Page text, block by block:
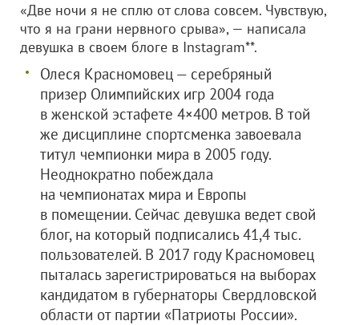
«Две ночи я не сплю от слова совсем. Чувствую,
что я на грани нервного срыва», — написала
девушка в своем блоге в Instagram**.
Олеся Красномовец — серебряный
призер Олимпийских игр 2004 года
в женской эстафете 4×400 метров. В той
же дисциплине спортсменка завоевала
титул чемпионки мира в 2005 году.
Неоднократно побеждала
на чемпионатах мира и Европы
в помещении. Сейчас девушка ведет свой
блог, на который подписались 41,4 тыс.
пользователей. В 2017 году Красномовец
пыталась зарегистрироваться на выборах
кандидатом в губернаторы Свердловской
области от партии «Патриоты России».